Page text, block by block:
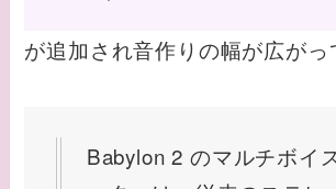
が追加され音作りの幅が広がっ
Babylon 2 のマルチボイ